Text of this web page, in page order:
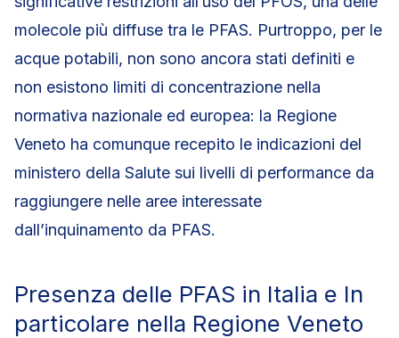
molecole più diffuse tra le PFAS. Purtroppo, per le
acque potabili, non sono ancora stati definiti e
non esistono limiti di concentrazione nella
normativa nazionale ed europea: la Regione
Veneto ha comunque recepito le indicazioni del
ministero della Salute sui livelli di performance da
raggiungere nelle aree interessate
dall’inquinamento da PFAS.
Presenza delle PFAS in Italia e In
particolare nella Regione Veneto